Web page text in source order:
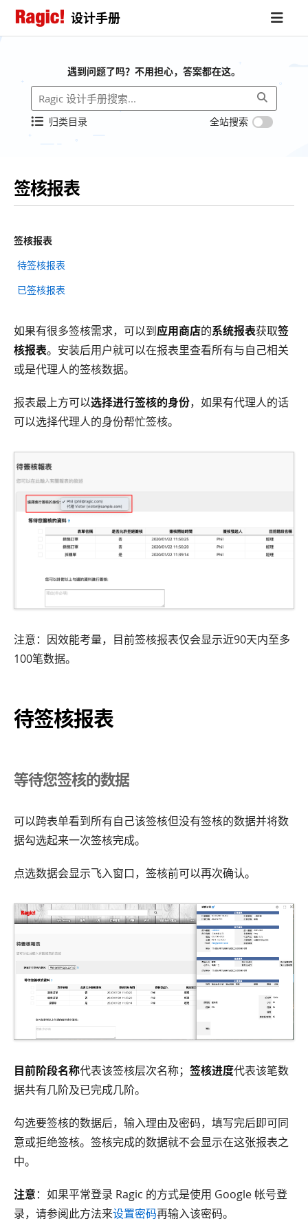
设计手册
遇到问题了吗？不用担心，答案都在这。
归类目录 全站搜索
签核报表
签核报表
待签核报表
已签核报表
如果有很多签核需求，可以到应用商店的系统报表获取签
核报表。安装后用户就可以在报表里查看所有与自己相关
或是代理人的签核数据。
报表最上方可以选择进行签核的身份，如果有代理人的话
可以选择代理人的身份帮忙签核。
注意：因效能考量，目前签核报表仅会显示近90天内至多
100笔数据。
待签核报表
等待您签核的数据
可以跨表单看到所有自己该签核但没有签核的数据并将数
据勾选起来一次签核完成。
点选数据会显示飞入窗口，签核前可以再次确认。
目前阶段名称代表该签核层次名称； 签核进度代表该笔数
据共有几阶及已完成几阶。
勾选要签核的数据后，输入理由及密码，填写完后即可同
意或拒绝签核。签核完成的数据就不会显示在这张报表之
中。
注意：如果平常登录 Ragic 的方式是使用 Google 帐号登
录，请参阅此方法来设置密码再输入该密码。